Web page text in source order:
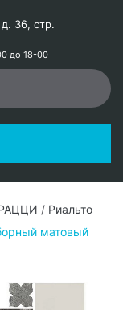
36, стр.
до 18-00
/ Риальто
матовый